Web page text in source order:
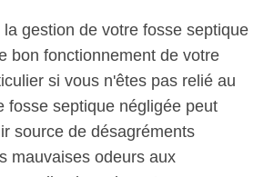
gestion de votre fosse septique
bon fonctionnement de votre
si vous n'êtes pas relié au
fosse septique négligée peut
source de désagréments
mauvaises odeurs aux